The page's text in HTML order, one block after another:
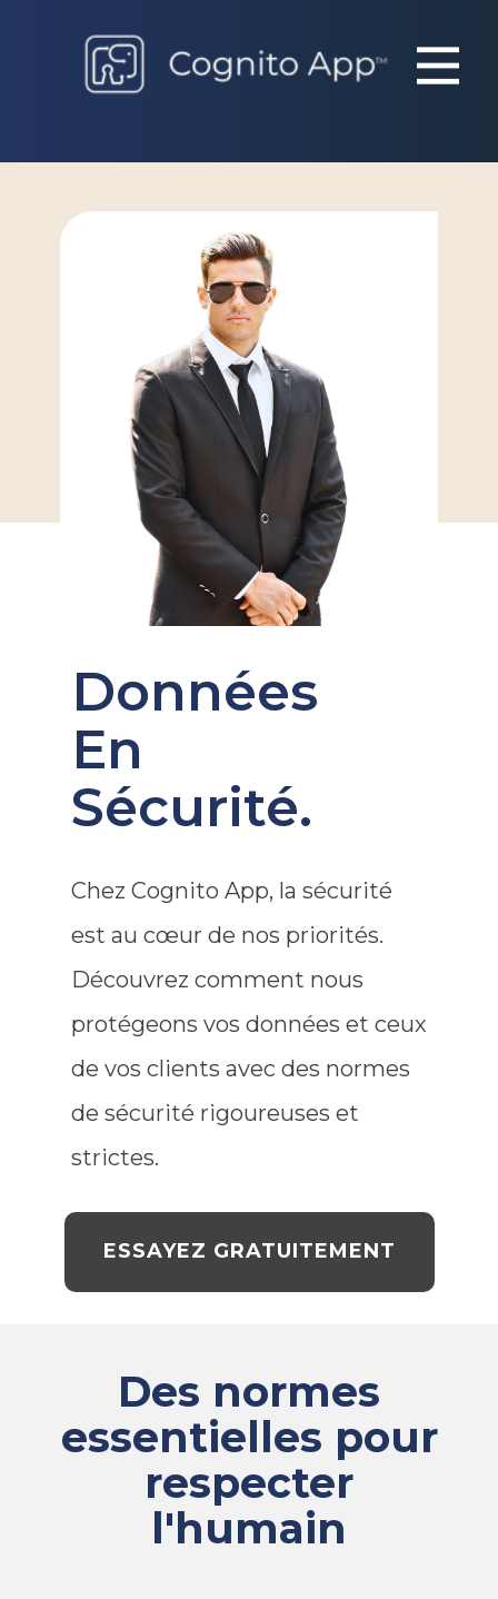
Données
En
Sécurité.
Chez Cognito App, la sécurité
est au cœur de nos priorités.
Découvrez comment nous
protégeons vos données et ceux
de vos clients avec des normes
de sécurité rigoureuses et
strictes.
ESSAYEZ GRATUITEMENT
Des normes
essentielles pour
respecter
l'humain